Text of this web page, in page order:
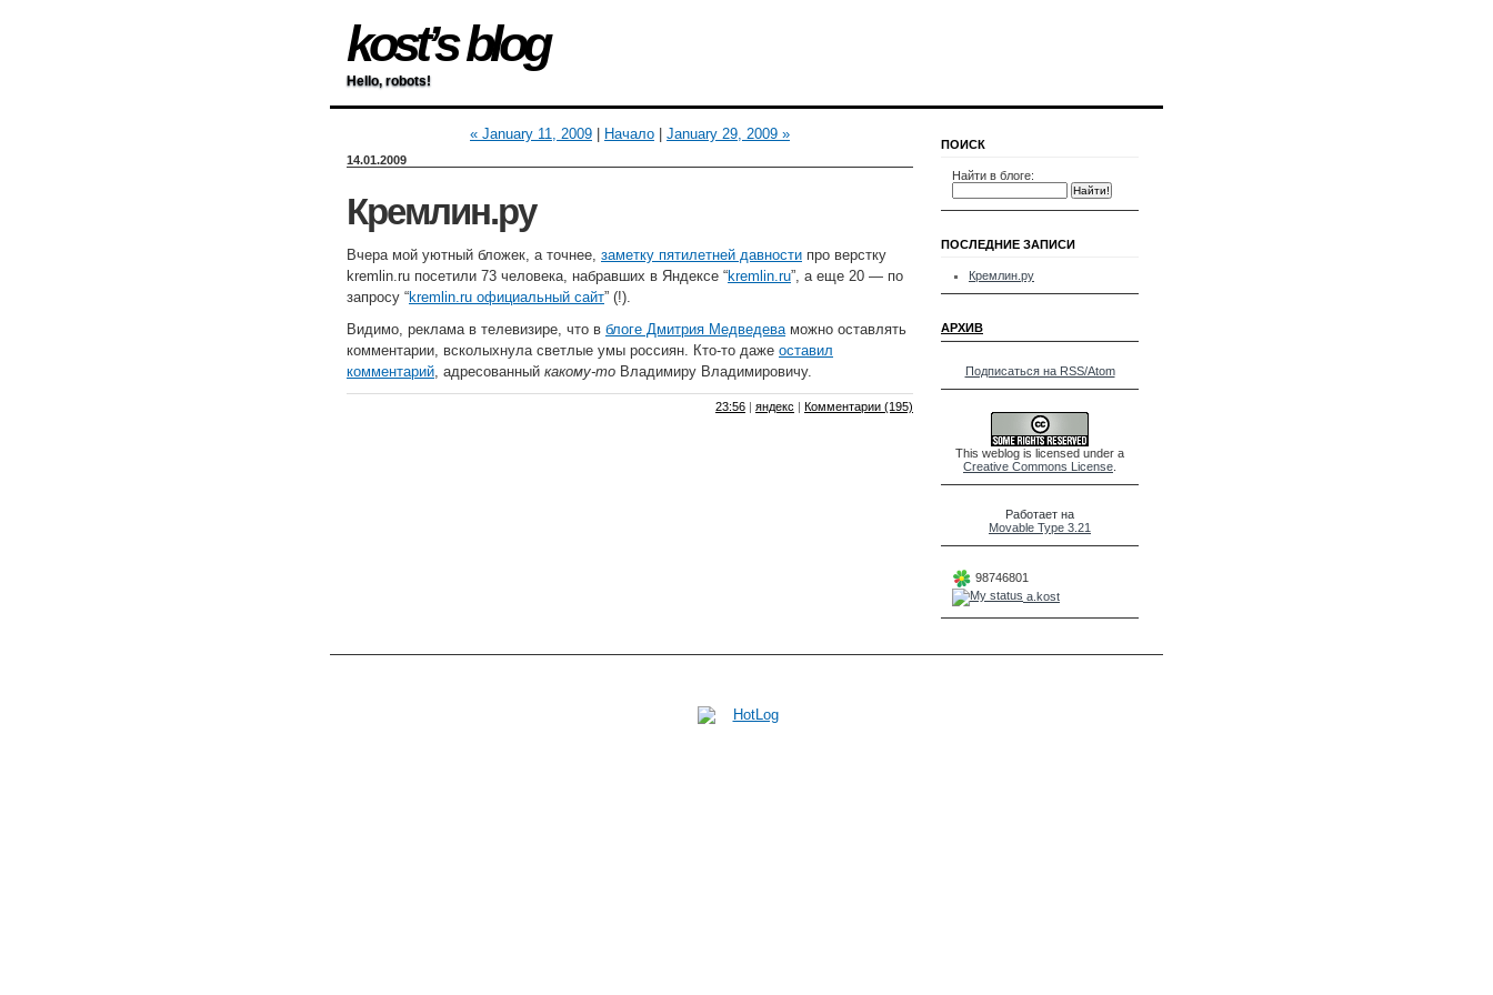
kost’s blog
Hello, robots!
« January 11, 2009 Начало January 29, 2009 »
14.01.2009
Кремлин.ру
Вчера мой уютный бложек, а точнее, заметку пятилетней давности про верстку
kremlin.ru посетили 73 человека, набравших в Яндексе “kremlin.ru”, а еще 20 — по
запросу “kremlin.ru официальный сайт” (!).
Видимо, реклама в телевизире, что в блоге Дмитрия Медведеваможно оставлять
комментарии, всколыхнула светлые умы россиян. Кто-то даже оставил
комментарий, адресованный какому-то Владимиру Владимировичу.
23:56 | яндекс | Комментарии (195)
ПОИСК
Найти в блоге:
ПОСЛЕДНИЕ ЗАПИСИ
Кремлин.ру
АРХИВ
Подписаться на RSS/Atom
This weblog is licensed under a
Creative Commons License
Работает на
Movable Type 3.21
98746801
a.kost